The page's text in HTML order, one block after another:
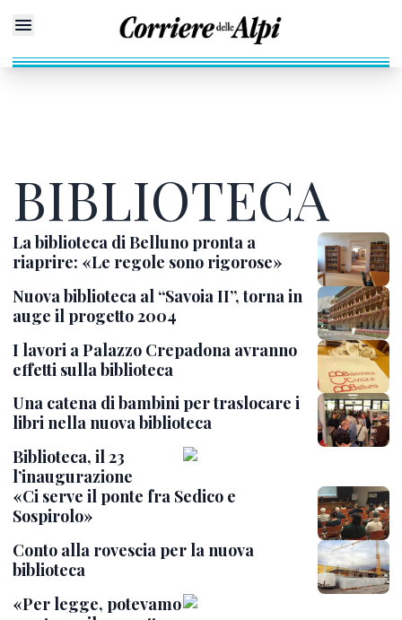
BIBLIOTECA
La biblioteca di Belluno pronta a
riaprire: «Le regole sono rigorose»
Nuova biblioteca al “Savoia II”, torna in
auge il progetto 2004
I lavori a Palazzo Crepadona avranno
effetti sulla biblioteca
Una catena di bambini per traslocare i
libri nella nuova biblioteca
Biblioteca, il 23
l’inaugurazione
«Ci serve il ponte fra Sedico e
Sospirolo»
Conto alla rovescia per la nuova
biblioteca
«Per legge, potevamo